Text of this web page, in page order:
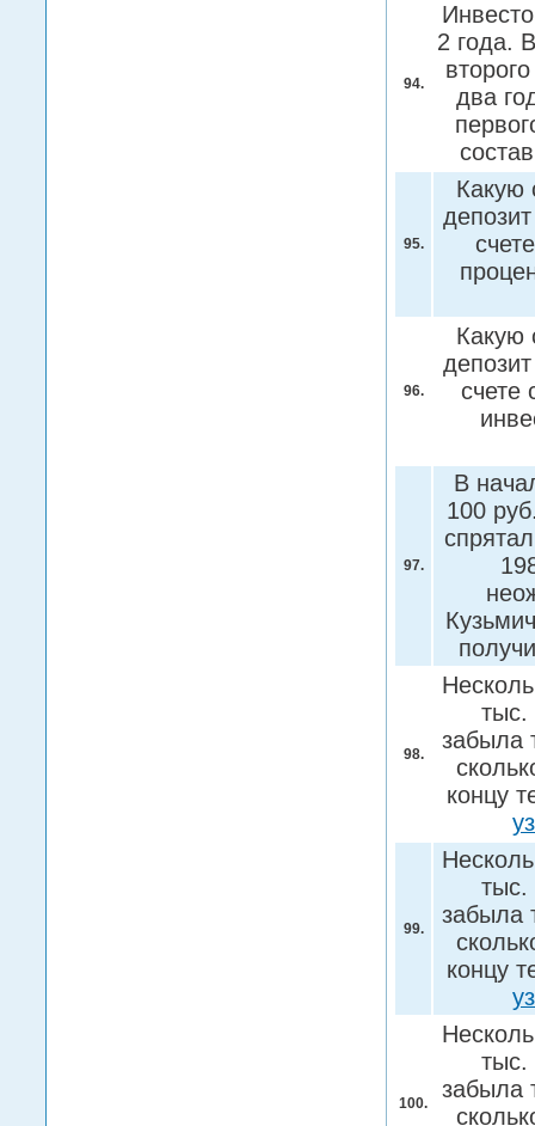
94.
2 года.
два
95.
Какую
96.
Какую
счете
97.
В
100
98.
тыс.
забыла
концу
99.
тыс.
забыла
концу
100.
тыс.
забыла